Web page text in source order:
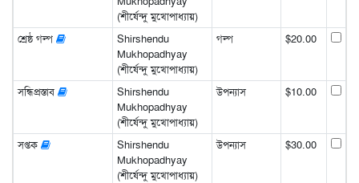
(শীর্ষেন্দু মুখোপাধ্যায়)
শ্রেষ্ঠ গল্প
Shirshendu
Mukhopadhyay
(শীর্ষেন্দু মুখোপাধ্যায়)
গল্প $20.00
সন্ধিপ্রস্তাব
Shirshendu
Mukhopadhyay
(শীর্ষেন্দু মুখোপাধ্যায়)
উপন্যাস $10.00
সপ্তক
Shirshendu
Mukhopadhyay
(শীর্ষেন্দু মুখোপাধ্যায়)
উপন্যাস $30.00